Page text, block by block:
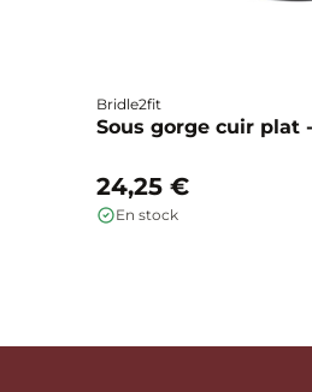
Bridle2fit
Sous gorge cuir plat
24,25 €
En stock